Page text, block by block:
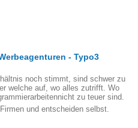
- Typo3
noch stimmt, sind schwer zu
welche auf, wo alles zutrifft. Wo
zu teuer sind.
und entscheiden selbst.